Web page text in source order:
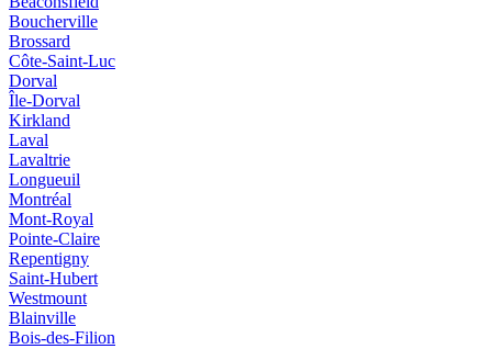
Boucherville
Brossard
Côte-Saint-Luc
Dorval
Île-Dorval
Kirkland
Laval
Lavaltrie
Longueuil
Montréal
Mont-Royal
Pointe-Claire
Repentigny
Saint-Hubert
Westmount
Blainville
Bois-des-Filion